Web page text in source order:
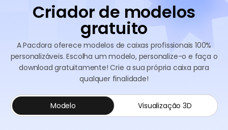
Criador de modelos
gratuito
A Pacdora oferece modelos de caixas profissionais 100%
personalizáveis. Escolha um modelo, personalize-o e faça o
download gratuitamente! Crie a sua própria caixa para
qualquer finalidade!
Modelo Visualização 3D